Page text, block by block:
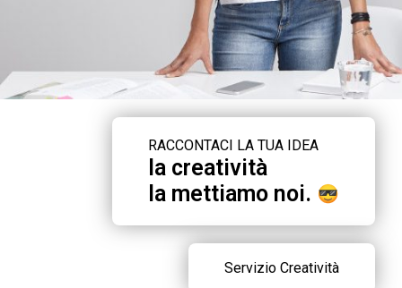
RACCONTACI LA TUA IDEA
la creatività
la mettiamo noi.
Servizio Creatività